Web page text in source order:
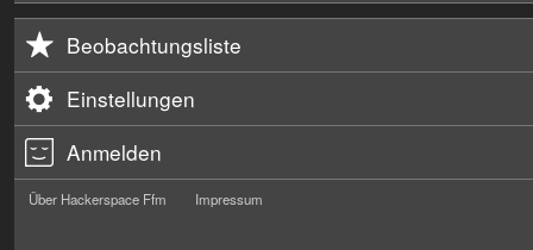
Beobachtungsliste
Einstellungen
Anmelden
Über Hackerspace Ffm Impressum